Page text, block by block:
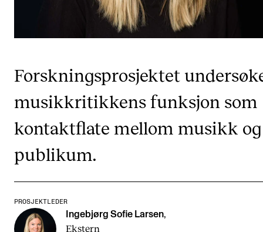
CREMAH
Prosjekter
Publikasjoner
Utveksling
Samarbeidsprosjekter
Nettverk
Forskningsprosjektet
musikkritikkens funksjon som
kontaktflate mellom musikk og
publikum.
PROSJEKTLEDER
Ingebjørg Sofie Larsen,
Ekstern